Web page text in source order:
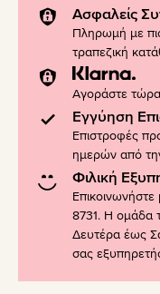
Ασφαλείς
Πληρωμή με
τραπεζική
Αγοράστε
Εγγύηση
Επιστροφές
ημερών από
Φιλική
8731. Η ομάδα
Δευτέρα έως
σας